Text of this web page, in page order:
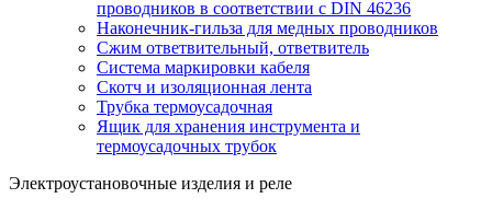
проводников в соответствии с DIN 46236
Наконечник-гильза для медных проводников
Сжим ответвительный, ответвитель
Система маркировки кабеля
Скотч и изоляционная лента
Трубка термоусадочная
Ящик для хранения инструмента и
термоусадочных трубок
Электроустановочные изделия и реле